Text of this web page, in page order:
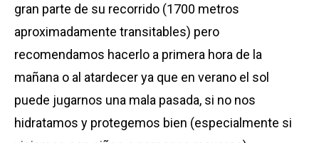
gran parte de su recorrido (1700 metros
aproximadamente transitables) pero
recomendamos hacerlo a primera hora de la
mañana o al atardecer ya que en verano el sol
puede jugarnos una mala pasada, si no nos
hidratamos y protegemos bien (especialmente si